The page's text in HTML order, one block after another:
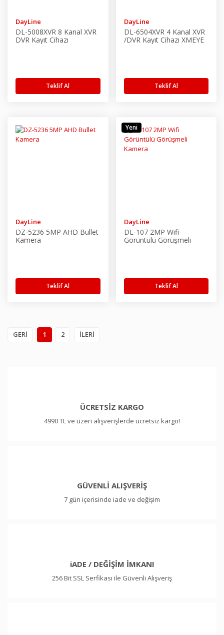
DayLine
DL-5008XVR 8 Kanal XVR
DVR Kayıt Cihazı
Teklif Al
DayLine
DL-6504XVR 4 Kanal XVR
/DVR Kayıt Cihazı XMEYE
Teklif Al
DayLine
DZ-5236 5MP AHD Bullet
Kamera
Teklif Al
Yeni
DayLine
DL-107 2MP Wifi
Görüntülü Görüşmeli
Teklif Al
1 2
ÜCRETSİZ KARGO
4990 TL ve üzeri alışverişlerde ücretsiz kargo!
GÜVENLİ ALIŞVERİŞ
7 gün içerisinde iade ve değişim
iADE / DEĞİŞİM İMKANI
256 Bit SSL Serfikası ile Güvenli Alışveriş